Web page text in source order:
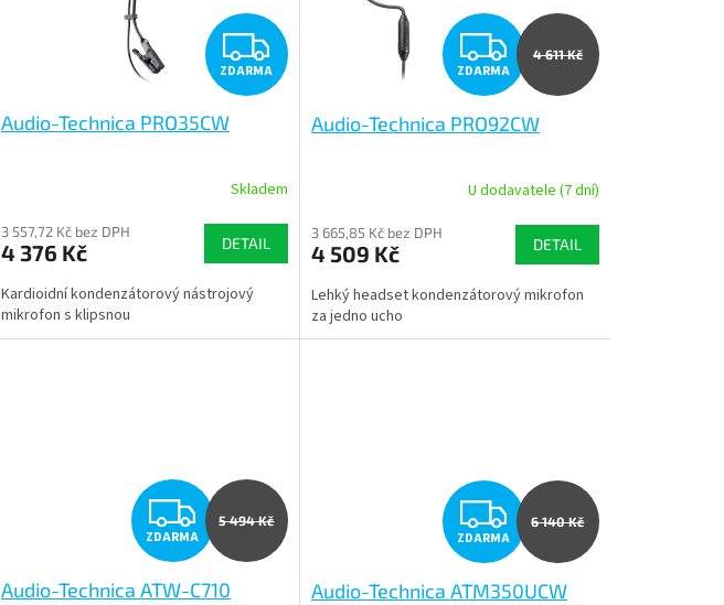
Z
D
R
M
A
ZDARMA
Audio-Technica PRO35CW
Skladem
3 557,72 Kč bez DPH
4 376 Kč DETAIL
Kardioidní kondenzátorový nástrojový
mikrofon s klipsnou
Z
D
A
R
M
A
ZDARMA
4 611 Kč
Audio-Technica PRO92CW
U dodavatele (7 dní)
3 665,85 Kč bez DPH
4 509 Kč DETAIL
Lehký headset kondenzátorový mikrofon
za jedno ucho
Z
D
ZDARMA
5 494 Kč
Audio-Technica ATW-C710
Z
D
ZDARMA
6 140 Kč
Audio-Technica ATM350UCW